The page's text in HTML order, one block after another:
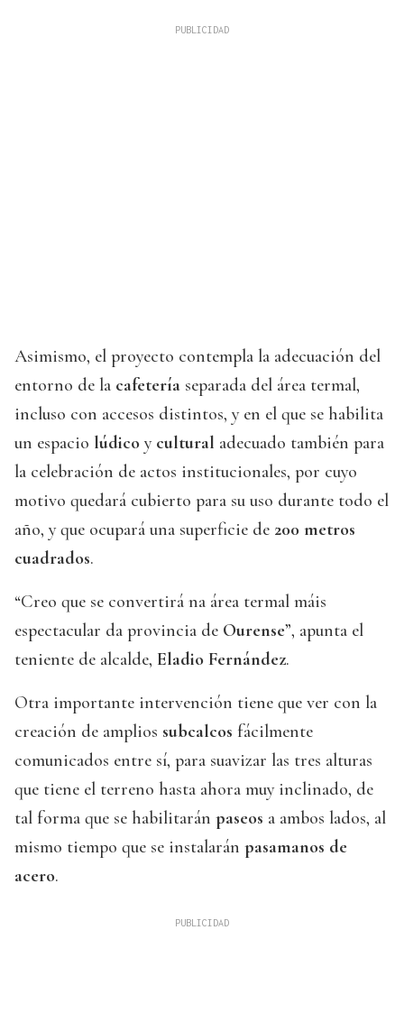
Asimismo, el proyecto contempla la adecuación del
entorno de la cafetería separada del área termal,
incluso con accesos distintos, y en el que se habilita
un espacio lúdico y cultural adecuado también para
la celebración de actos institucionales, por cuyo
motivo quedará cubierto para su uso durante todo el
año, y que ocupará una superficie de 200 metros
cuadrados.
“Creo que se convertirá na área termal máis
espectacular da provincia de Ourense”, apunta el
teniente de alcalde, Eladio Fernández.
Otra importante intervención tiene que ver con la
creación de amplios subcalcos fácilmente
comunicados entre sí, para suavizar las tres alturas
que tiene el terreno hasta ahora muy inclinado, de
tal forma que se habilitarán paseos a ambos lados, al
mismo tiempo que se instalarán pasamanos de
acero.